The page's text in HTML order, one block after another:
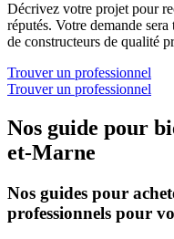
Décrivez votre projet pour
réputés. Votre demande
de constructeurs de qualité
Trouver un professionnel
Trouver un professionnel
Nos guide pour
et-Marne
Nos guides pour
professionnels pour